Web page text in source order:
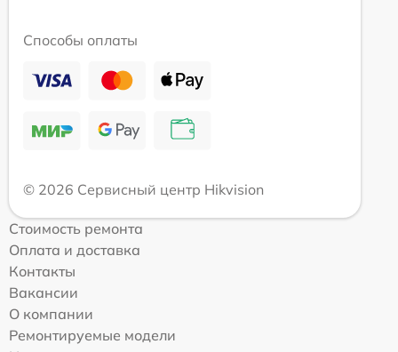
Способы оплаты
© 2026 Сервисный центр Hikvision
Стоимость ремонта
Оплата и доставка
Контакты
Вакансии
О компании
Ремонтируемые модели